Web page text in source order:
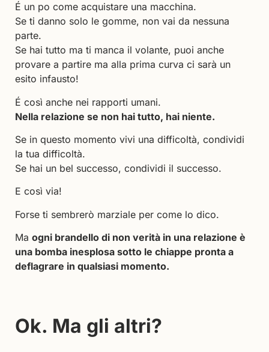
É un po come acquistare una macchina.
Se ti danno solo le gomme, non vai da nessuna
parte.
Se hai tutto ma ti manca il volante, puoi anche
provare a partire ma alla prima curva ci sarà un
esito infausto!
É così anche nei rapporti umani.
Nella relazione se non hai tutto, hai niente.
Se in questo momento vivi una difficoltà, condividi
la tua difficoltà.
Se hai un bel successo, condividi il successo.
E così via!
Forse ti sembrerò marziale per come lo dico.
Ma ogni brandello di non verità in una relazione è
una bomba inesplosa sotto le chiappe pronta a
deflagrare in qualsiasi momento.
Ok. Ma gli altri?